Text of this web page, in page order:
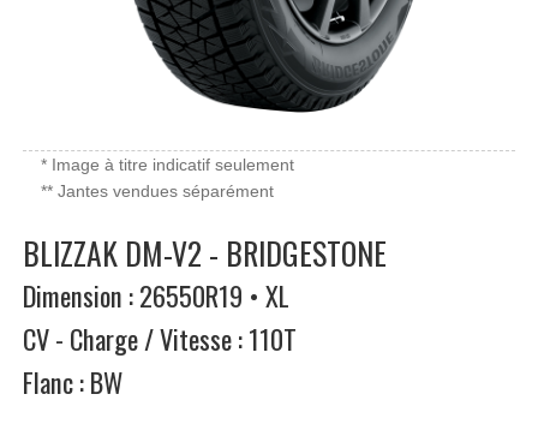
* Image à titre indicatif seulement
** Jantes vendues séparément
BLIZZAK DM-V2 - BRIDGESTONE
Dimension : 26550R19 • XL
CV - Charge / Vitesse : 110T
Flanc : BW